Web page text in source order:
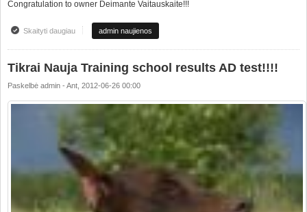
Congratulation to owner Deimante Vaitauskaite!!!
Skaityti daugiauapie Working results: SVP 1
admin naujienos
Tikrai Nauja Training school results AD test!!!!
Paskelbė admin - Ant, 2012-06-26 00:00